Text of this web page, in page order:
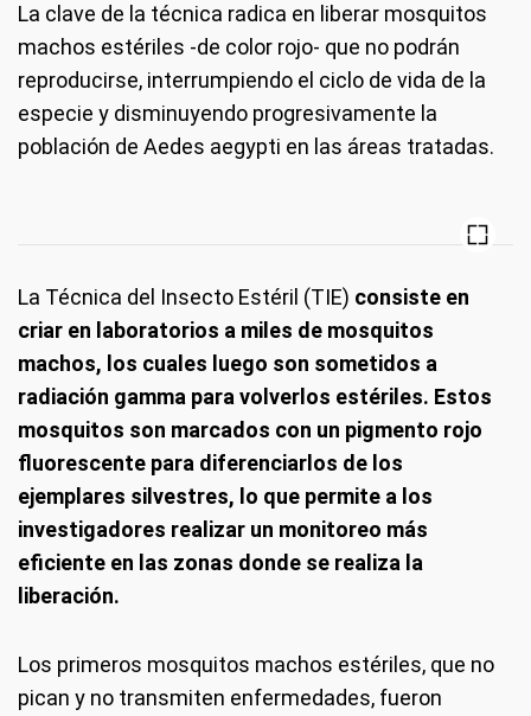
La clave de la técnica radica en liberar mosquitos
machos estériles -de color rojo- que no podrán
reproducirse, interrumpiendo el ciclo de vida de la
especie y disminuyendo progresivamente la
población de Aedes aegypti en las áreas tratadas.
La Técnica del Insecto Estéril (TIE) consiste en
criar en laboratorios a miles de mosquitos
machos, los cuales luego son sometidos a
radiación gamma para volverlos estériles. Estos
mosquitos son marcados con un pigmento rojo
fluorescente para diferenciarlos de los
ejemplares silvestres, lo que permite a los
investigadores realizar un monitoreo más
eficiente en las zonas donde se realiza la
liberación.
Los primeros mosquitos machos estériles, que no
pican y no transmiten enfermedades, fueron